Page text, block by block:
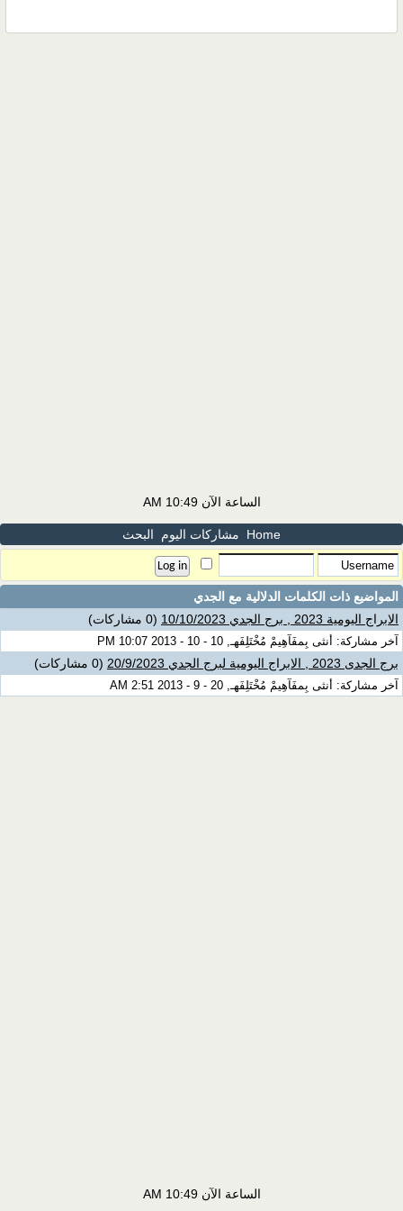
الساعة الآن10:49 AM
Home مشاركات اليوم البحث
المواضيع ذات الكلمات الدلالية مع الجدي
الابراج اليومية 2023 , برج الجدي 10/10/2023
(0 مشاركات)
آخر مشاركة: أنثى بِمفَآهِيمْ مُخْتَلِفَهـ, 10 - 10 - 2013 10:07 PM
برج الجدى 2023 , الابراج اليومية لبرج الجدي 20/9/2023 (0 مشاركات)
آخر مشاركة: أنثى بِمفَآهِيمْ مُخْتَلِفَهـ, 20 - 9 - 2013 2:51 AM
الساعة الآن10:49 AM